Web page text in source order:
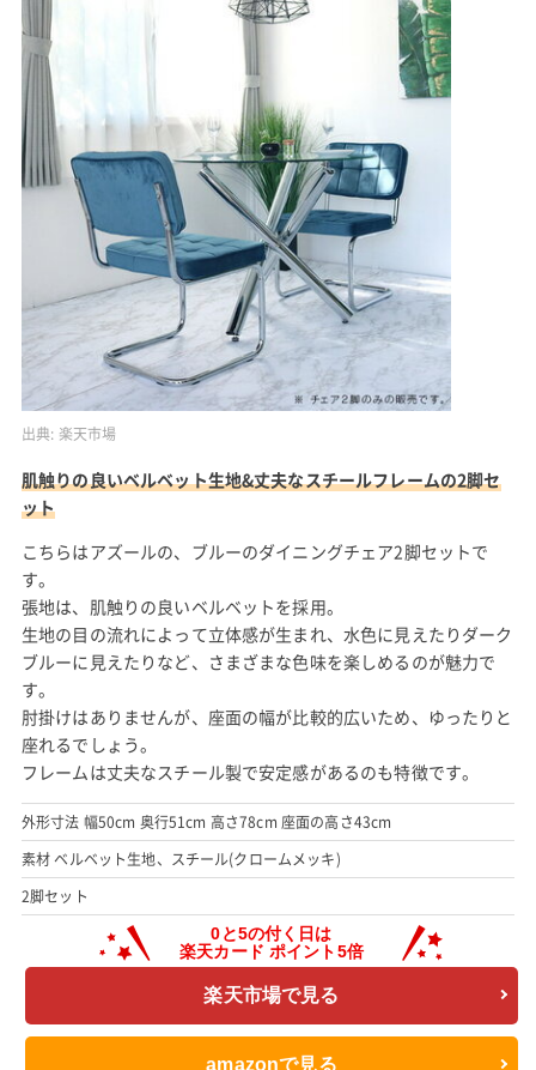
出典: 楽天市場
肌触りの良いベルベット生地&丈夫なスチールフレームの2脚セ
ット
こちらはアズールの、ブルーのダイニングチェア2脚セットで
す。
張地は、肌触りの良いベルベットを採用。
生地の目の流れによって立体感が生まれ、水色に見えたりダーク
ブルーに見えたりなど、さまざまな色味を楽しめるのが魅力で
す。
肘掛けはありませんが、座面の幅が比較的広いため、ゆったりと
座れるでしょう。
フレームは丈夫なスチール製で安定感があるのも特徴です。
外形寸法 幅50cm 奥行51cm 高さ78cm 座面の高さ43cm
素材 ベルベット生地、スチール(クロームメッキ)
2脚セット
楽天市場で見る
amazonで見る